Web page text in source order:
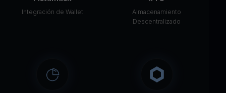
Integración de Wallet
Almacenamiento
Descentralizado